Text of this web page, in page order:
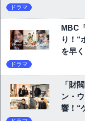
ドラマ
MBC
り！“
を早
ドラマ
「財
ン・
響！“